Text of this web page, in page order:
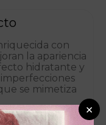
con
la apariencia
hidratante y
se mimetiza
×